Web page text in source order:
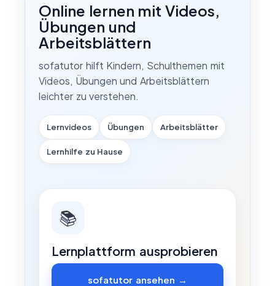
Online lernen mit Videos,
Übungen und
Arbeitsblättern
sofatutor hilft Kindern, Schulthemen mit
Videos, Übungen und Arbeitsblättern
leichter zu verstehen.
Lernvideos Übungen Arbeitsblätter
Lernhilfe zu Hause
📚
Lernplattform ausprobieren
sofatutor ansehen →